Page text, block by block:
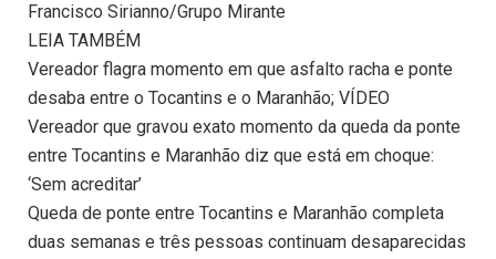
Francisco Sirianno/Grupo Mirante
LEIA TAMBÉM
Vereador flagra momento em que asfalto racha e ponte
desaba entre o Tocantins e o Maranhão; VÍDEO
Vereador que gravou exato momento da queda da ponte
entre Tocantins e Maranhão diz que está em choque:
‘Sem acreditar’
Queda de ponte entre Tocantins e Maranhão completa
duas semanas e três pessoas continuam desaparecidas